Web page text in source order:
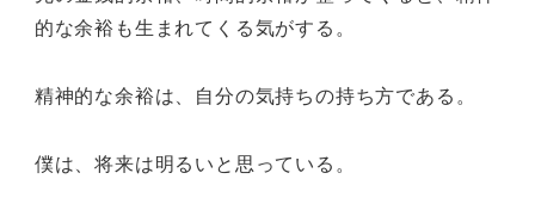
的な余裕も生まれてくる気がする。
精神的な余裕は、自分の気持ちの持ち方である。
僕は、将来は明るいと思っている。